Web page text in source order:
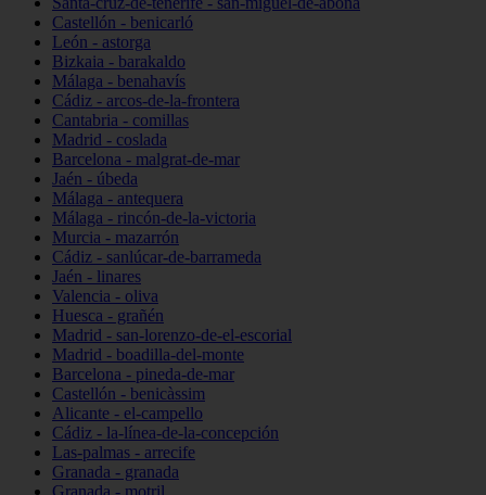
Castellón - benicarló
León - astorga
Bizkaia - barakaldo
Málaga - benahavís
Cádiz - arcos-de-la-frontera
Cantabria - comillas
Madrid - coslada
Barcelona - malgrat-de-mar
Jaén - úbeda
Málaga - antequera
Málaga - rincón-de-la-victoria
Murcia - mazarrón
Cádiz - sanlúcar-de-barrameda
Jaén - linares
Valencia - oliva
Huesca - grañén
Madrid - san-lorenzo-de-el-escorial
Madrid - boadilla-del-monte
Barcelona - pineda-de-mar
Castellón - benicàssim
Alicante - el-campello
Cádiz - la-línea-de-la-concepción
Las-palmas - arrecife
Granada - granada
Granada - motril